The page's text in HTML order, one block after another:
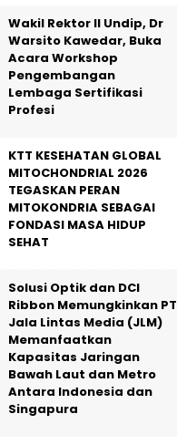
Wakil Rektor II Undip, Dr
Warsito Kawedar, Buka
Acara Workshop
Pengembangan
Lembaga Sertifikasi
Profesi
KTT KESEHATAN GLOBAL
MITOCHONDRIAL 2026
TEGASKAN PERAN
MITOKONDRIA SEBAGAI
FONDASI MASA HIDUP
SEHAT
Solusi Optik dan DCI
Ribbon Memungkinkan PT
Jala Lintas Media (JLM)
Memanfaatkan
Kapasitas Jaringan
Bawah Laut dan Metro
Antara Indonesia dan
Singapura